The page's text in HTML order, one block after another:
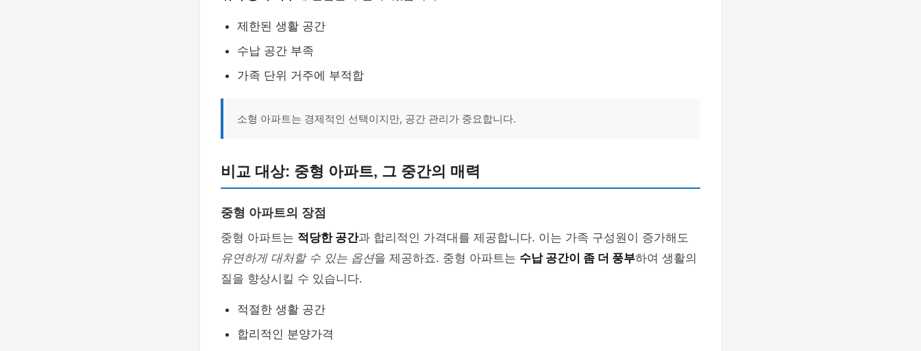
제한된 생활 공간
수납 공간 부족
가족 단위 거주에 부적합
소형 아파트는 경제적인 선택이지만, 공간 관리가 중요합니다.
비교 대상: 중형 아파트, 그 중간의 매력
중형 아파트의 장점
중형 아파트는 적당한 공간과 합리적인 가격대를 제공합니다. 이는 가족 구성원이 증가해도
유연하게 대처할 수 있는 옵션을 제공하죠. 중형 아파트는 수납 공간이 좀 더 풍부하여 생활의
질을 향상시킬 수 있습니다.
적절한 생활 공간
합리적인 분양가격